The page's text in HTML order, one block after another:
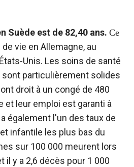
Suède est de 82,40 ans. Ce
vie en Allemagne, au
Unis. Les soins de santé
sont particulièrement solides
droit à un congé de 480
et leur emploi est garanti à
a également l'un des taux de
infantile les plus bas du
sur 100 000 meurent lors
il y a 2,6 décès pour 1 000